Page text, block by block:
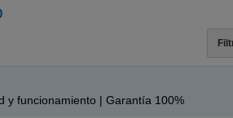
y funcionamiento | Garantía 100%